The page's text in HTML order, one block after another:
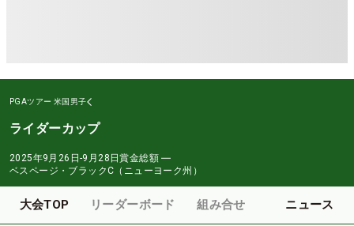
PGAツアー 米国男子
ライダーカップ
2025年9月26日-9月28日賞金総額 ―
ベスページ・ブラックC（ニューヨーク州）
大会TOP リーダーボード 組み合せ ニュース